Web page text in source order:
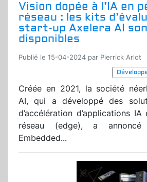
Vision dopée à l’IA en
réseau : les kits
start-up Axelera AI
disponibles
Publié le 15-04-2024 par Pierrick Arlot
Créée en 2021, la société
AI, qui a développé des
d’accélération d’applications
réseau (edge), a
Embedded...